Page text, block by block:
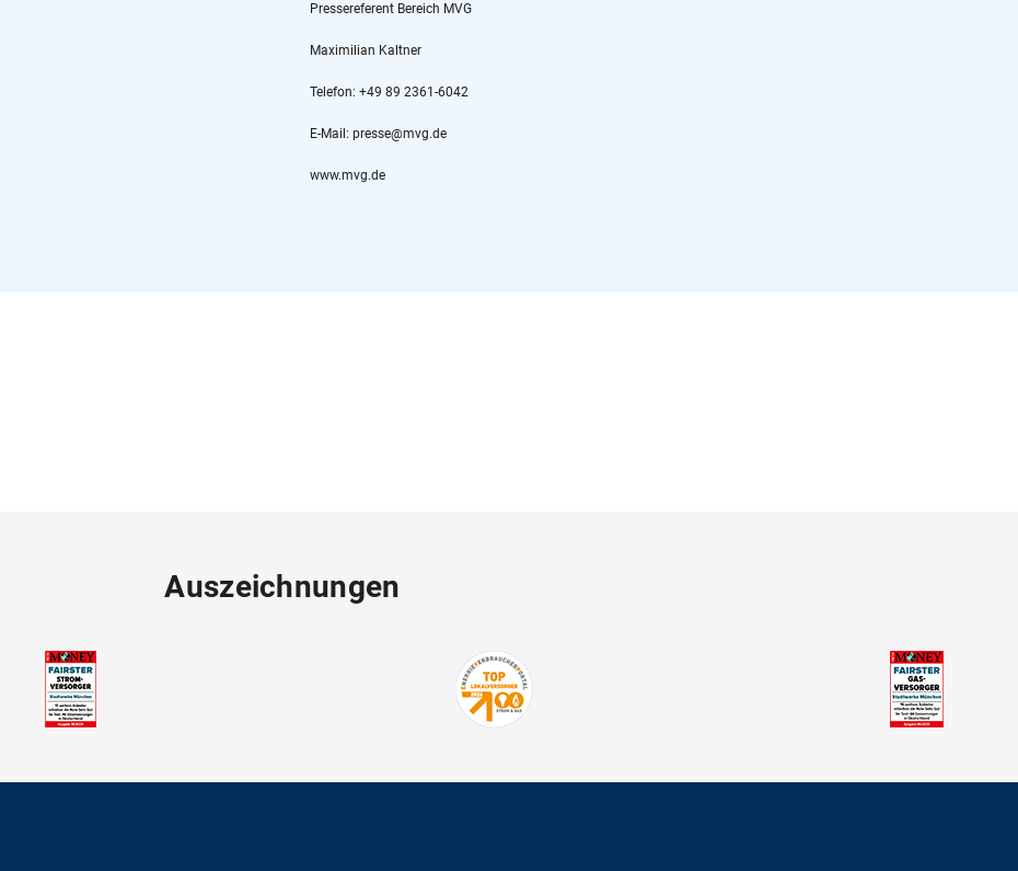
Pressereferent Bereich MVG
Maximilian Kaltner
Telefon: +49 89 2361-6042
E-Mail: presse@mvg.de
www.mvg.de
Auszeichnungen